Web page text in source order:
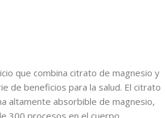
que combina citrato de magnesio y
de beneficios para la salud. El citrato
altamente absorbible de magnesio,
300 procesos en el cuerpo,